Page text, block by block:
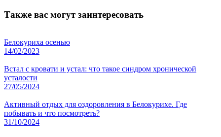
Также вас могут заинтересовать
Белокуриха осенью
14/02/2023
Встал с кровати и устал: что такое синдром хронической
усталости
27/05/2024
Активный отдых для оздоровления в Белокурихе. Где
побывать и что посмотреть?
31/10/2024